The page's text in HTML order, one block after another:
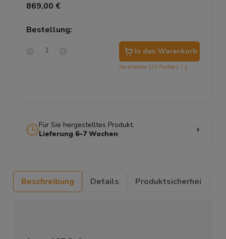
869,00 €
Bestellung:
In den Warenkorb
Sie erhalten 173 Punkte [ ? ]
Für Sie hergestelltes Produkt.
Lieferung 6–7 Wochen
Beschreibung Details Produktsicherhei